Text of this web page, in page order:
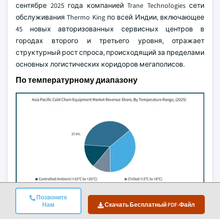
Позвоните
Нам
Скачать Бесплатный PDF-Файл
сентябре 2025 года компанией Trane Technologies сети
обслуживания Thermo King по всей Индии, включающее
45 новых авторизованных сервисных центров в
городах второго и третьего уровня, отражает
структурный рост спроса, происходящий за пределами
основных логистических коридоров мегаполисов.
По температурному диапазону
Охлажденные (+2°C до +8°C)